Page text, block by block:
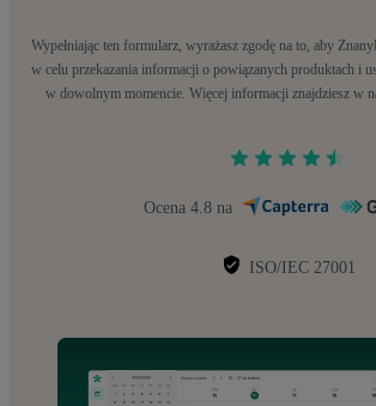
Wypełniając ten formularz, wyrażasz zgodę na to, aby
w celu przekazania informacji o powiązanych produktach i
w dowolnym momencie. Więcej informacji znajdziesz w
Ocena 4.8 na
ISO/IEC 27001